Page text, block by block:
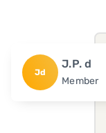
Jd
J.P. d
Member